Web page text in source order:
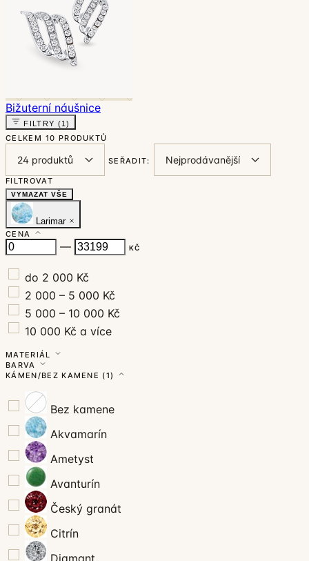
Bižuterní náušnice
FILTRY (1)
CELKEM 10 PRODUKTŮ
SEŘADIT:
FILTROVAT
VYMAZAT VŠE
Larimar
CENA
— KČ
do 2 000 Kč
2 000 – 5 000 Kč
5 000 – 10 000 Kč
10 000 Kč a více
MATERIÁL
BARVA
KÁMEN/BEZ KAMENE (1)
Bez kamene
Akvamarín
Ametyst
Avanturín
Český granát
Citrín
Diamant